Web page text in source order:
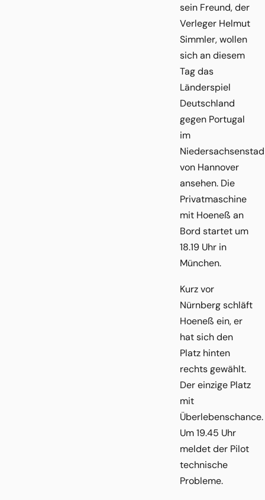
sein Freund, der
Verleger Helmut
Simmler, wollen
sich an diesem
Tag das
Länderspiel
Deutschland
gegen Portugal
im
von Hannover
ansehen. Die
Privatmaschine
mit Hoeneß an
Bord startet um
18.19 Uhr in
München.
Kurz vor
Nürnberg schläft
Hoeneß ein, er
hat sich den
Platz hinten
rechts gewählt.
Der einzige Platz
mit
Überlebenschance.
Um 19.45 Uhr
meldet der Pilot
technische
Probleme.